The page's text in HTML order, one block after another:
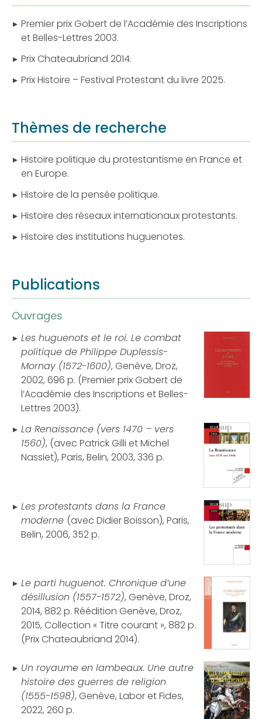
Premier prix Gobert de l’Académie des Inscriptions
et Belles-Lettres 2003.
Prix Chateaubriand 2014.
Prix Histoire – Festival Protestant du livre 2025.
Thèmes de recherche
Histoire politique du protestantisme en France et
en Europe.
Histoire de la pensée politique.
Histoire des réseaux internationaux protestants.
Histoire des institutions huguenotes.
Publications
Ouvrages
Les huguenots et le roi. Le combat
politique de Philippe Duplessis-
Mornay (1572-1600), Genève, Droz,
2002, 696 p. (Premier prix Gobert de
l’Académie des Inscriptions et Belles-
Lettres 2003).
La Renaissance (vers 1470 – vers
1560), (avec Patrick Gilli et Michel
Nassiet), Paris, Belin, 2003, 336 p.
Les protestants dans la France
moderne (avec Didier Boisson), Paris,
Belin, 2006, 352 p.
Le parti huguenot. Chronique d’une
désillusion (1557-1572), Genève, Droz,
2014, 882 p. Réédition Genève, Droz,
2015, Collection « Titre courant », 882 p.
(Prix Chateaubriand 2014).
Un royaume en lambeaux. Une autre
histoire des guerres de religion
(1555-1598), Genève, Labor et Fides,
2022, 260 p.